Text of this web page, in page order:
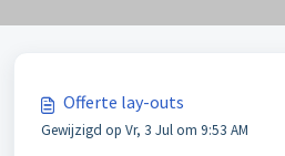
Offerte lay-outs
Gewijzigd op Vr, 3 Jul om 9:53 AM